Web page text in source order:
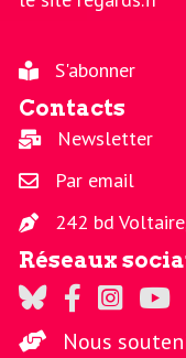
S'abonner
Contacts
Newsletter
Par email
242 bd
Réseaux
Regards sur Twitter
Regards sur
Regards
La
Nous